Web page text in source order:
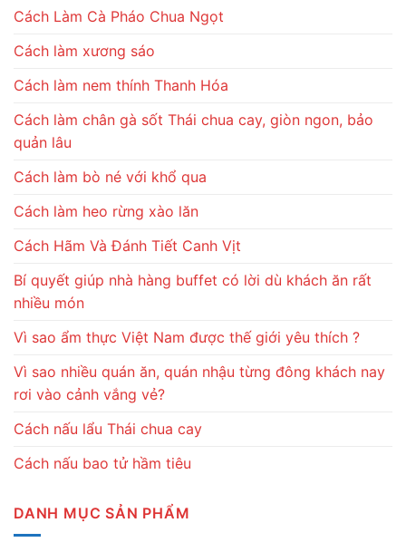
Cách Làm Cà Pháo Chua Ngọt
Cách làm xương sáo
Cách làm nem thính Thanh Hóa
Cách làm chân gà sốt Thái chua cay, giòn ngon, bảo
quản lâu
Cách làm bò né với khổ qua
Cách làm heo rừng xào lăn
Cách Hãm Và Đánh Tiết Canh Vịt
Bí quyết giúp nhà hàng buffet có lời dù khách ăn rất
nhiều món
Vì sao ẩm thực Việt Nam được thế giới yêu thích ?
Vì sao nhiều quán ăn, quán nhậu từng đông khách nay
rơi vào cảnh vắng vẻ?
Cách nấu lẩu Thái chua cay
Cách nấu bao tử hầm tiêu
DANH MỤC SẢN PHẨM